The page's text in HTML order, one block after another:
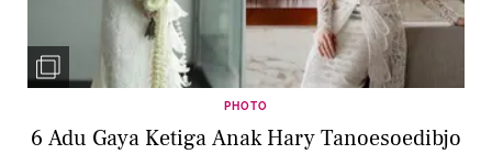
PHOTO
6 Adu Gaya Ketiga Anak Hary Tanoesoedibjo